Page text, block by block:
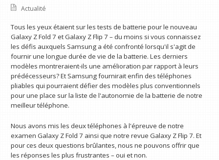
Actualité
Tous les yeux étaient sur les tests de batterie pour le nouveau
Galaxy Z Fold 7 et Galaxy Z Flip 7 – du moins si vous connaissez
les défis auxquels Samsung a été confronté lorsqu'il s'agit de
fournir une longue durée de vie de la batterie. Les derniers
modèles montreraient-ils une amélioration par rapport à leurs
prédécesseurs? Et Samsung fournirait enfin des téléphones
pliables qui pourraient défier des modèles plus conventionnels
pour une place sur la liste de l'autonomie de la batterie de notre
meilleur téléphone.
Nous avons mis les deux téléphones à l'épreuve de notre
examen Galaxy Z Fold 7 ainsi que notre revue Galaxy Z Flip 7. Et
pour ces deux questions brûlantes, nous ne pouvons offrir que
les réponses les plus frustrantes – oui et non.